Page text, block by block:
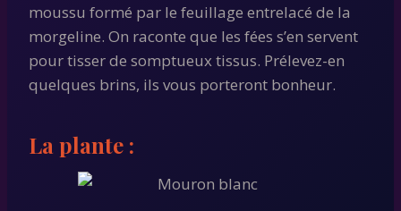
moussu formé par le feuillage entrelacé de la
morgeline. On raconte que les fées s’en servent
pour tisser de somptueux tissus. Prélevez-en
quelques brins, ils vous porteront bonheur.
La plante :